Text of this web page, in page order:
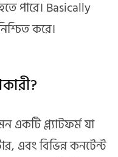
পারে। Basically
করে।
একটি প্ল্যাটফর্ম যা
এবং বিভিন্ন কনটেন্ট